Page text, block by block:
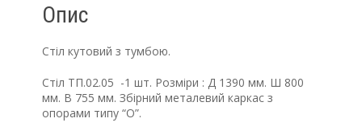
Опис
Стіл кутовий з тумбою.
Стіл ТП.02.05 -1 шт. Розміри : Д 1390 мм. Ш 800
мм. В 755 мм. Збірний металевий каркас з
опорами типу “О”.